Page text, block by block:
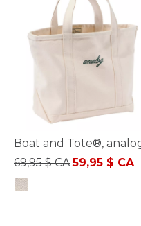
Boat and Tote®,
Prix réduit de
69,95 $ CAà59,95 $ CA